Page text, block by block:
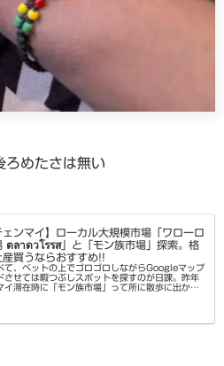
ろめたさは無い
ェンマイ】ローカル大規模市場「ワローロ
ตลาดวโรรส」と「モン族市場」探索。格
産買うならおすすめ!!
て、ベットの上でゴロゴロしながらGoogleマップ
させては暇つぶしスポットを探すのが日課。昨年
イ滞在時に「モン族市場」って所に散歩に出かけ
スルーし...